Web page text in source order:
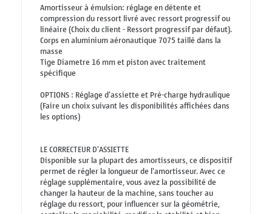
Amortisseur à émulsion: réglage en détente et
compression du ressort livré avec ressort progressif ou
linéaire (Choix du client - Ressort progressif par défaut).
Corps en aluminium aéronautique 7075 taillé dans la
masse
Tige Diametre 16 mm et piston avec traitement
spécifique
OPTIONS : Réglage d'assiette et Pré-charge hydraulique
(Faire un choix suivant les disponibilités affichées dans
les options)
LE CORRECTEUR D'ASSIETTE
Disponible sur la plupart des amortisseurs, ce dispositif
permet de régler la longueur de l'amortisseur. Avec ce
réglage supplémentaire, vous avez la possibilité de
changer la hauteur de la machine, sans toucher au
réglage du ressort, pour influencer sur la géométrie,